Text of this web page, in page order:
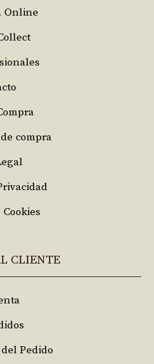
Online
compra
CLIENTE
Pedido